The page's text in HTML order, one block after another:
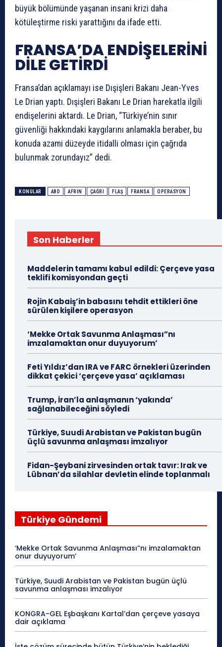
büyük bölümünde yaşanan insani krizi daha
kötüleştirme riski yarattığını da ifade etti.
FRANSA’DA ENDİŞELERİNİ
DİLE GETİRDİ
Fransa’dan açıklamayı ise Dışişleri Bakanı Jean-Yves
Le Drian yaptı. Dışişleri Bakanı Le Drian harekatla ilgili
endişelerini aktardı. Le Drian, “Türkiye’nin sınır
güvenliği hakkındaki kaygılarını anlamakla beraber, bu
konuda azami düzeyde itidalli olması için çağrıda
bulunmak zorundayız” dedi.
KONULAR ABD AFRIN ÇAĞRI FLAŞ FRANSA OPERASYON
Son Haberler
Maddelerin tamamı kabul edildi: Çerçeve yasa
teklifi komisyondan geçti
Rojin Kabaiş’in babasını tehdit ettikleri öne
sürülen kişilere operasyon
‘Mekke Ortak Savunma Anlaşması”nı
imzalamaktan onur duyuyorum’
Feti Yıldız’dan IRA ve FARC örnekleri üzerinden
dikkat çekici ‘çerçeve yasa’ açıklaması
Trump, İran’la anlaşmanın ‘yakında’
sağlanabileceğini söyledi
Türkiye, Suudi Arabistan ve Pakistan bugün
üçlü savunma anlaşması imzalıyor
Fidan-Şeybani zirvesinden ortak tavır: Irak ve
Lübnan’da silahlar devletin elinde toplanmalı
Türkiye Gündemi
‘Mekke Ortak Savunma Anlaşması”nı imzalamaktan
onur duyuyorum’
Türkiye, Suudi Arabistan ve Pakistan bugün üçlü
savunma anlaşması imzalıyor
KONGRA-GEL Eşbaşkanı Kartal’dan çerçeve yasaya
dair açıklama